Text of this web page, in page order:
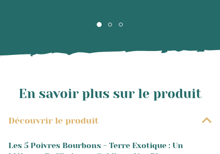
En savoir plus sur le produit
Découvrir le produit
Les 5 Poivres Bourbons - Terre Exotique : Un